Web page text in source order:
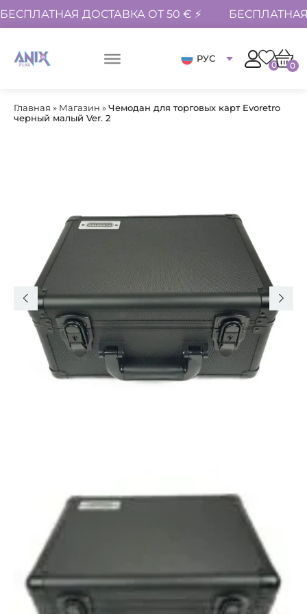
БЕСПЛАТНАЯ ДОСТАВКА ОТ 50 € ⚡
РУС
0 0
Главная » Магазин »Чемодан для торговых карт Evoretro
черный малый Ver. 2